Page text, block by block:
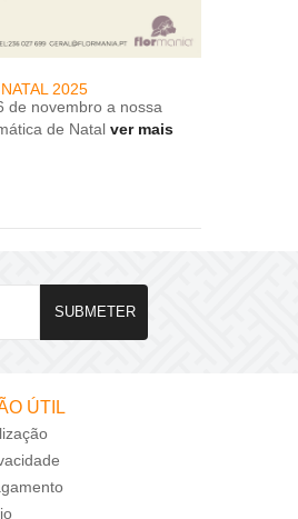
2025
de novembro a nossa
de Natal ver mais
SUBMETER
ÚTIL